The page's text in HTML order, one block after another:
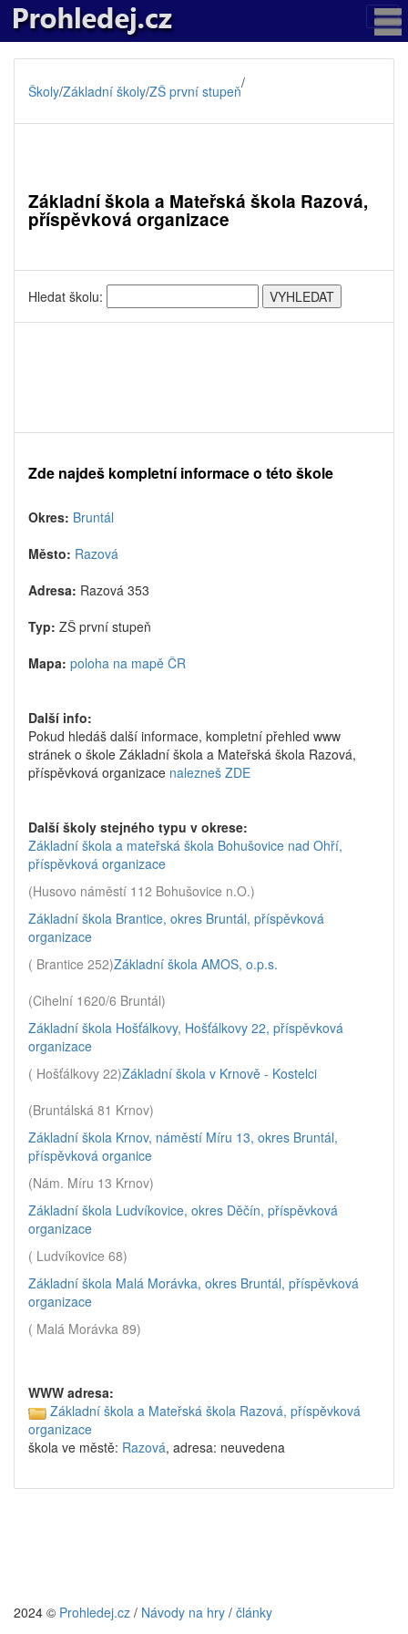
Školy/Základní školy/ZŠ první stupeň/
Základní škola a Mateřská škola Razová,
příspěvková organizace
Hledat školu:
Zde najdeš kompletní informace o této škole
Okres: Bruntál
Město: Razová
Adresa: Razová 353
Typ: ZŠ první stupeň
Mapa: poloha na mapě ČR
Další info:
Pokud hledáš další informace, kompletní přehled www
stránek o škole Základní škola a Mateřská škola Razová,
příspěvková organizace nalezneš ZDE
Další školy stejného typu v okrese:
Základní škola a mateřská škola Bohušovice nad Ohří,
příspěvková organizace
(Husovo náměstí 112 Bohušovice n.O.)
Základní škola Brantice, okres Bruntál, příspěvková
organizace
( Brantice 252)Základní škola AMOS, o.p.s.
(Cihelní 1620/6 Bruntál)
Základní škola Hošťálkovy, Hošťálkovy 22, příspěvková
organizace
( Hošťálkovy 22)Základní škola v Krnově - Kostelci
(Bruntálská 81 Krnov)
Základní škola Krnov, náměstí Míru 13, okres Bruntál,
příspěvková organice
(Nám. Míru 13 Krnov)
Základní škola Ludvíkovice, okres Děčín, příspěvková
organizace
( Ludvíkovice 68)
Základní škola Malá Morávka, okres Bruntál, příspěvková
organizace
( Malá Morávka 89)
WWW adresa:
Základní škola a Mateřská škola Razová, příspěvková
organizace
škola ve městě: Razová, adresa: neuvedena
2024 © Prohledej.cz / Návody na hry / články